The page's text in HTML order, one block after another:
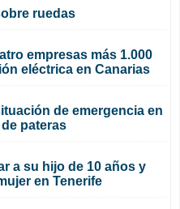
ruedas
empresas más 1.000
eléctrica en Canarias
de emergencia en
pateras
a su hijo de 10 años y
en Tenerife